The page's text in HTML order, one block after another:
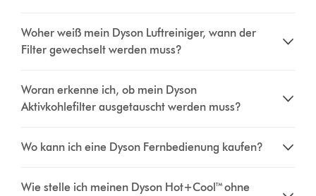
Woher weiß mein Dyson Luftreiniger, wann der
Filter gewechselt werden muss?
Woran erkenne ich, ob mein Dyson
Aktivkohlefilter ausgetauscht werden muss?
Wo kann ich eine Dyson Fernbedienung kaufen?
Wie stelle ich meinen Dyson Hot+Cool™ ohne